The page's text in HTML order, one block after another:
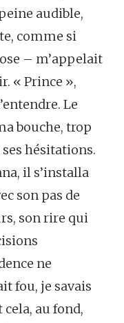
audible,
comme si
– m’appelait
« Prince »,
Le
bouche, trop
hésitations.
il s’installa
son pas de
son rire qui
ne
fou, je savais
cela, au fond,